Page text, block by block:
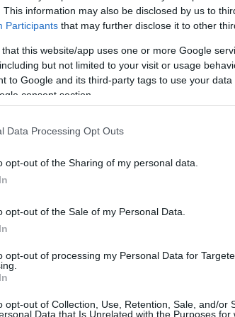
This information may also be disclosed by us to
Participants that may further disclose it to other
that this website/app uses one or more Google
but not limited to your visit or usage
to Google and its third-party tags to use your
consent section.
Data Processing Opt Outs
opt-out of the Sharing of my personal data.
opt-out of the Sale of my Personal Data.
opt-out of processing my Personal Data for
opt-out of Collection, Use, Retention, Sale, and/or
Data that Is Unrelated with the Purposes for
határán.
mindenkinek! :-)
A KÖRNYÉK EGYIK LEGKRETÉNEBB AUTÓSÁT
az EGRI ÜGYEK Google Hírek